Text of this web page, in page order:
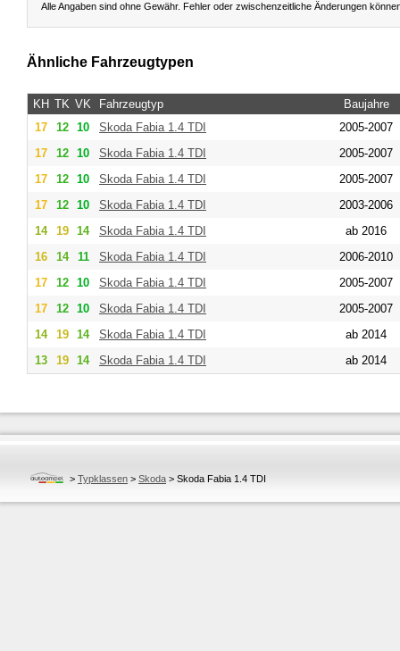
Alle Angaben sind ohne Gewähr. Fehler oder zwischenzeitliche Änderungen
Ähnliche Fahrzeugtypen
KH TK VK Fahrzeugtyp
Baujahre
17
12 10 Skoda Fabia 1.4 TDI
2005-2007
17
12 10 Skoda Fabia 1.4 TDI
2005-2007
17
12 10 Skoda Fabia 1.4 TDI
2005-2007
17
12 10 Skoda Fabia 1.4 TDI
2003-2006
14
19 14 Skoda Fabia 1.4 TDI
ab 2016
16
14 11 Skoda Fabia 1.4 TDI
2006-2010
17
12 10 Skoda Fabia 1.4 TDI
2005-2007
17
12 10 Skoda Fabia 1.4 TDI
2005-2007
14
19 14 Skoda Fabia 1.4 TDI
ab 2014
13
19 14 Skoda Fabia 1.4 TDI ab 2014
> Typklassen > Skoda > Skoda Fabia 1.4 TDI